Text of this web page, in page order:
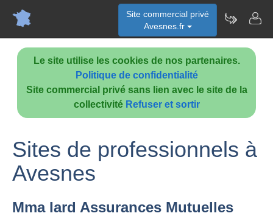
Le site utilise les cookies de nos partenaires.
Politique de confidentialité
Site commercial privé sans lien avec le site de la
collectivité Refuser et sortir
Site commercial privé
Avesnes.fr
Sites de professionnels à
Avesnes
Mma Iard Assurances Mutuelles